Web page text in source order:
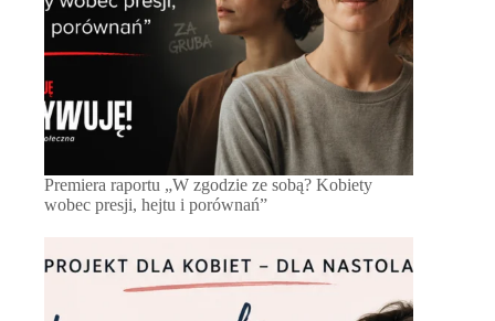
Premiera raportu „W zgodzie ze sobą? Kobiety
wobec presji, hejtu i porównań”